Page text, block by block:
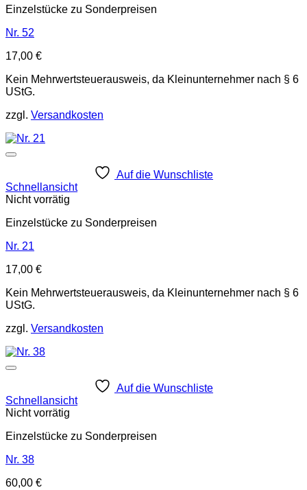
Einzelstücke zu Sonderpreisen
Nr. 52
17,00 €
Kein Mehrwertsteuerausweis, da Kleinunternehmer nach § 6
UStG.
zzgl. Versandkosten
Auf die Wunschliste
Schnellansicht
Nicht vorrätig
Einzelstücke zu Sonderpreisen
Nr. 21
17,00 €
Kein Mehrwertsteuerausweis, da Kleinunternehmer nach § 6
UStG.
zzgl. Versandkosten
Auf die Wunschliste
Schnellansicht
Nicht vorrätig
Einzelstücke zu Sonderpreisen
Nr. 38
60,00 €